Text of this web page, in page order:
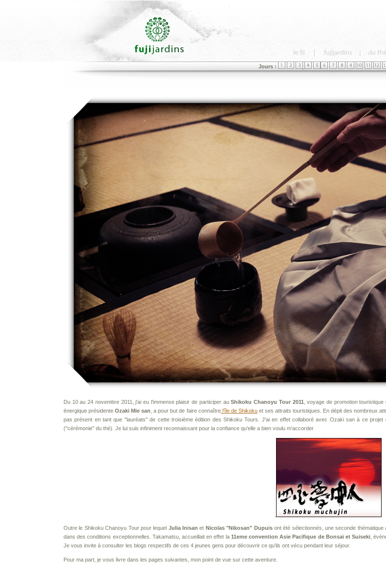
Jours :
Du 10 au 24 novembre 2011, j'ai eu l'immense plaisir de participer auShikoku Chanoyu Tour 2011 , voyage de promotion
énergique présidenteOzaki Mie san , a pour but de faire connaîtrel'île de Shikokuet ses attraits touristiques. En dépit des nombreux
pas présent en tant que "lauréats" de cette troisième édition des Shikoku Tours. J'ai en effet collaboré avec Ozaki san à ce
("cérémonie" du thé). Je lui suis infiniment reconnaissant pour la confiance qu'elle a bien voulu m'accorder
Outre le Shikoku Chanoyu Tour pour lequel Julia Inisan et Nicolas "Nikosan" Dupuisont été sélectionnés, une seconde
dans des conditions exceptionnelles. Takamatsu, accueillait en effet la 11eme convention Asie Pacifique de Bonsaï et Suiseki ,
Je vous invite à consulter les blogs respectifs de ces 4 jeunes gens pour découvrir ce qu'ils ont vécu pendant leur séjour.
Pour ma part, je vous livre dans les pages suivantes, mon point de vue sur cette aventure.